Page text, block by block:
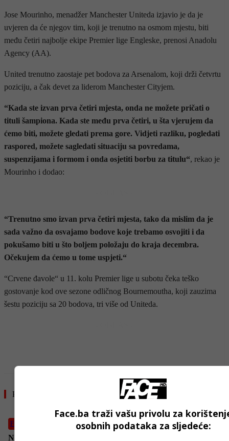
Jose Mourinho, menadžer Manchester Uniteda izjavio je da je
uvjeren da će njegov tim, koji je trenutno na osmom mjestu, biti
među četiri najbolje ekipe Premier lige Engleske, prenosi Anadolu
Agency (AA).
United trenutno zaostaje pet bodova za Arsenalom, koji drži četvrtu
poziciju, a čak devet za liderom Manchester Cityjem.
“Kada ste izvan prva četiri mjesta, onda ne možete pričati o
tituli šampiona. Kada ste među prva četiri, u šta vjerujem da
ćemo biti, možete gledati prema gore. Vidjeti razliku, pogledati
raspored, možete sagledati situaciju sa povredama,
suspenzijama i formom i onda osjetiti borbu za titulu“, rekao je
Mourinho i dodao:
“Trenutno smo izvan prva četiri mjesta, tako da mislim da je
sada važno da osvajamo bodove koje trebamo osvojiti i da
pokušamo biti u što boljem položaju do kraja decembra.
Očekujem da ćemo u tome uspjeti.“
“Crvene đavole“ u 11. kolu Premier lige u subotu čeka teško
gostovanje kod ove sezone odličnog Bournemoutha, koji zauzima
šestu poziciju sa 20 bodova, tri više od Uniteda.
Pročitajte još
Fudbal
Nunez i dalje na izlaznim vratima “Liverpoola”, prvak Italije
Face.ba traži vašu privolu za
osobnih podataka za sljedeće: